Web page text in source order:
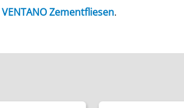
VENTANO Zementfliesen.